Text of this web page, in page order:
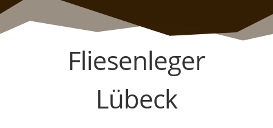
Fliesenleger
Lübeck